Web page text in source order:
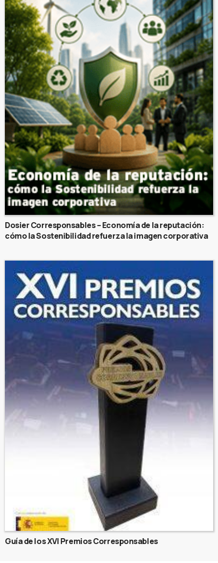
Dosier Corresponsables – Economía de la reputación:
cómo la Sostenibilidad refuerza la imagen corporativa
Guía de los XVI Premios Corresponsables